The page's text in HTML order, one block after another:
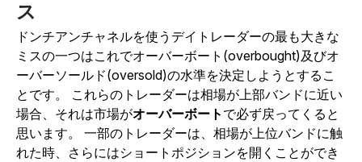
ス
ドンチアンチャネルを使うデイトレーダーの最も大きな
ミスの一つはこれでオーバーボート(overbought)及びオ
ーバーソールド(oversold)の水準を決定しようとするこ
とです。 これらのトレーダーは相場が上部バンドに近い
場合、それは市場がオーバーボート で必ず戻ってくると
思います。 一部のトレーダーは、相場が上位バンドに触
れた時、さらにはショートポジションを開くことができ